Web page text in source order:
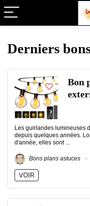
Derniers
Bon
Les guirlandes lumineuses
depuis quelques années.
d'année, elles sont ...
Bons plans astuces
VOIR